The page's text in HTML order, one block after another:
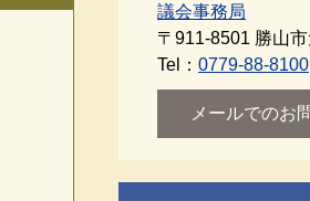
議会事務局
〒911-8501 勝山
Tel： 0779-88-8100
メールでのお